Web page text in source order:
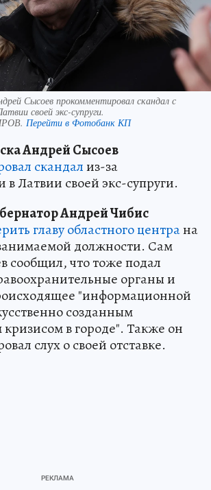
Сысоев прокомментировал скандал с
своей экс-супруги.
Перейти в Фотобанк КП
Андрей Сысоев
скандализ-за
Латвии своей экс-супруги.
Андрей Чибис
главу областного центрана
должности. Сам
сообщил, что тоже подал
органы и
"информационной
созданным
в городе". Также он
слух о своей отставке.